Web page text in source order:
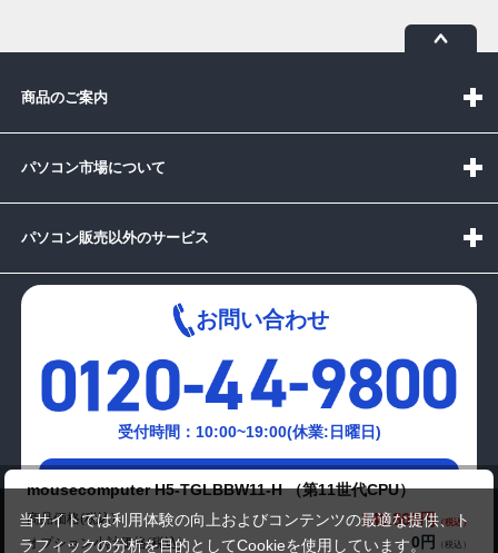
mousecomputer H5-TGLBBW11-H （第11世代CPU）
商品価格(税込) 149,800円
オプション小計価格(税込) 0円
商品のご案内
パソコン市場について
パソコン販売以外のサービス
お問い合わせ
受付時間：10:00~19:00(休業:日曜日)
メールでの
お問い合わせはこちら
当サイトでは利用体験の向上およびコンテンツの最適な提供、ト
ラフィックの分析を目的としてCookieを使用しています。